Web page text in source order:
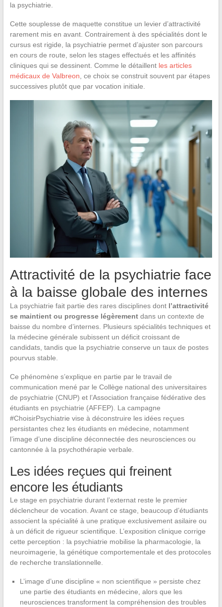
la psychiatrie.
Cette souplesse de maquette constitue un levier d’attractivité
rarement mis en avant. Contrairement à des spécialités dont le
cursus est rigide, la psychiatrie permet d’ajuster son parcours
en cours de route, selon les stages effectués et les affinités
cliniques qui se dessinent. Comme le détaillent les articles
médicaux de Valbreon , ce choix se construit souvent par étapes
successives plutôt que par vocation initiale.
Attractivité de la psychiatrie face
à la baisse globale des internes
La psychiatrie fait partie des rares disciplines dont l’attractivité
se maintient ou progresse légèrementdans un contexte de
baisse du nombre d’internes. Plusieurs spécialités techniques et
la médecine générale subissent un déficit croissant de
candidats, tandis que la psychiatrie conserve un taux de postes
pourvus stable.
Ce phénomène s’explique en partie par le travail de
communication mené par le Collège national des universitaires
de psychiatrie (CNUP) et l’Association française fédérative des
étudiants en psychiatrie (AFFEP). La campagne
#ChoisirPsychiatrie vise à déconstruire les idées reçues
persistantes chez les étudiants en médecine, notamment
l’image d’une discipline déconnectée des neurosciences ou
cantonnée à la psychothérapie verbale.
Les idées reçues qui freinent
encore les étudiants
Le stage en psychiatrie durant l’externat reste le premier
déclencheur de vocation. Avant ce stage, beaucoup d’étudiants
associent la spécialité à une pratique exclusivement asilaire ou
à un déficit de rigueur scientifique. L’exposition clinique corrige
cette perception : la psychiatrie mobilise la pharmacologie, la
neuroimagerie, la génétique comportementale et des protocoles
de recherche translationnelle.
L’image d’une discipline « non scientifique » persiste chez
une partie des étudiants en médecine, alors que les
neurosciences transforment la compréhension des troubles